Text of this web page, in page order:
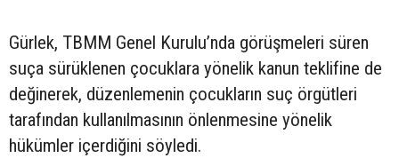
Gürlek, TBMM Genel Kurulu’nda görüşmeleri süren
suça sürüklenen çocuklara yönelik kanun teklifine de
değinerek, düzenlemenin çocukların suç örgütleri
tarafından kullanılmasının önlenmesine yönelik
hükümler içerdiğini söyledi.